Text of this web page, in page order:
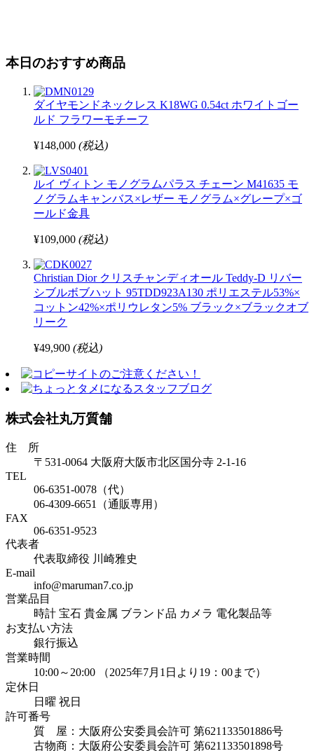
本日のおすすめ商品
ダイヤモンドネックレス K18WG 0.54ct ホワイトゴー
ルド フラワーモチーフ
¥148,000 (税込)
ルイ ヴィトン モノグラムパラス チェーン M41635 モ
ノグラムキャンバス×レザー モノグラム×グレープ×ゴ
ールド金具
¥109,000 (税込)
Christian Dior クリスチャンディオール Teddy-D リバー
シブルボブハット 95TDD923A130 ポリエステル53%×
コットン42%×ポリウレタン5% ブラック×ブラックオブ
リーク
¥49,900 (税込)
株式会社丸万質舗
住 所
〒531-0064 大阪府大阪市北区国分寺 2-1-16
TEL
06-6351-0078（代）
06-4309-6651（通販専用）
FAX
06-6351-9523
代表者
代表取締役 川崎雅史
E-mail
info@maruman7.co.jp
営業品目
時計 宝石 貴金属 ブランド品 カメラ 電化製品等
お支払い方法
銀行振込
営業時間
10:00～20:00 （2025年7月1日より19：00まで）
定休日
日曜 祝日
許可番号
質 屋：大阪府公安委員会許可 第621133501886号
古物商：大阪府公安委員会許可 第621133501898号